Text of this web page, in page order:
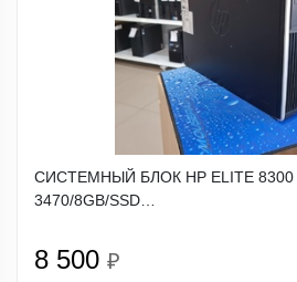
СИСТЕМНЫЙ БЛОК HP ELITE 8300
3470/8GB/SSD…
8 500 ₽